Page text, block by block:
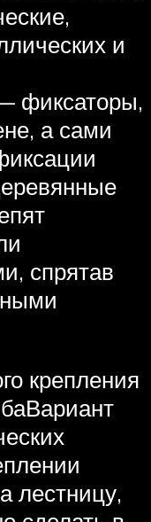
и
фиксаторы,
а сами
спрятав
крепления
лестницу,